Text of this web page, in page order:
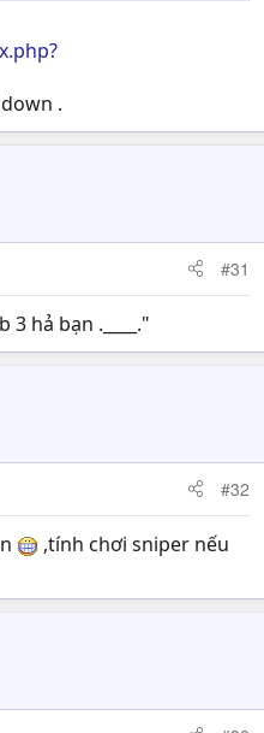
.
#31
3 hả bạn .____."
#32
,tính chơi sniper nếu